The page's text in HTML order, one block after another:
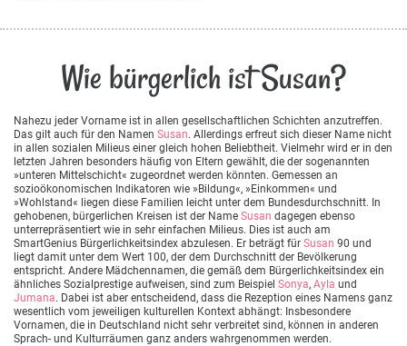
Wie bürgerlich ist Susan?
Nahezu jeder Vorname ist in allen gesellschaftlichen Schichten anzutreffen.
Das gilt auch für den Namen Susan. Allerdings erfreut sich dieser Name nicht
in allen sozialen Milieus einer gleich hohen Beliebtheit. Vielmehr wird er in den
letzten Jahren besonders häufig von Eltern gewählt, die der sogenannten
»unteren Mittelschicht« zugeordnet werden könnten. Gemessen an
sozioökonomischen Indikatoren wie »Bildung«, »Einkommen« und
»Wohlstand« liegen diese Familien leicht unter dem Bundesdurchschnitt. In
gehobenen, bürgerlichen Kreisen ist der Name Susan dagegen ebenso
unterrepräsentiert wie in sehr einfachen Milieus. Dies ist auch am
SmartGenius Bürgerlichkeitsindex abzulesen. Er beträgt für Susan 90 und
liegt damit unter dem Wert 100, der dem Durchschnitt der Bevölkerung
entspricht. Andere Mädchennamen, die gemäß dem Bürgerlichkeitsindex ein
ähnliches Sozialprestige aufweisen, sind zum Beispiel Sonya, Ayla und
Jumana. Dabei ist aber entscheidend, dass die Rezeption eines Namens ganz
wesentlich vom jeweiligen kulturellen Kontext abhängt: Insbesondere
Vornamen, die in Deutschland nicht sehr verbreitet sind, können in anderen
Sprach- und Kulturräumen ganz anders wahrgenommen werden.